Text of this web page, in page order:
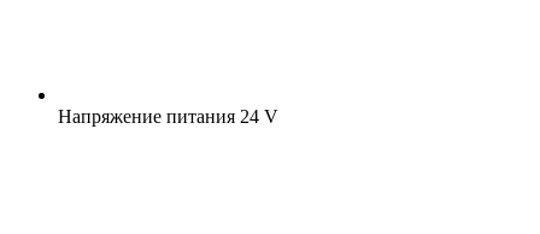
Напряжение питания 24 V